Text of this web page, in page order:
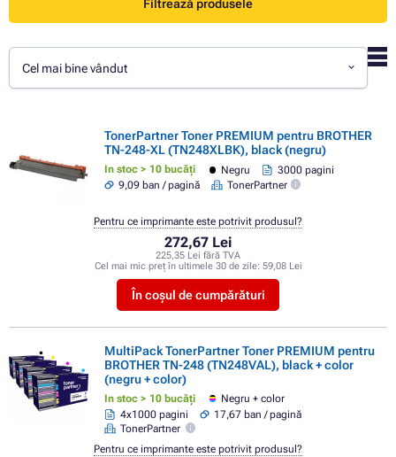
Filtrează produsele
Cel mai bine vândut
TonerPartner Toner PREMIUM pentru BROTHER
TN-248-XL (TN248XLBK), black (negru)
In stoc > 10 bucăți Negru
3000 pagini
9,09 ban / pagină
TonerPartner
272,67 Lei
225,35 Lei fără TVA
Cel mai mic preț în ultimele 30 de zile: 59,08 Lei
În coșul de cumpărături
Pentru ce imprimante este potrivit produsul?
MultiPack TonerPartner Toner PREMIUM pentru
BROTHER TN-248 (TN248VAL), black + color
(negru + color)
In stoc > 10 bucăți
Negru + color
4x1000 pagini
17,67 ban / pagină
TonerPartner
Pentru ce imprimante este potrivit produsul?